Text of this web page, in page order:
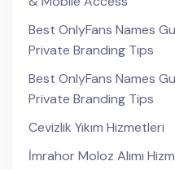
Best OnlyFans Names
Private Branding Tips
Best OnlyFans Names
Private Branding Tips
Cevizlik Yıkım Hizmetleri
İmrahor Moloz Alımı